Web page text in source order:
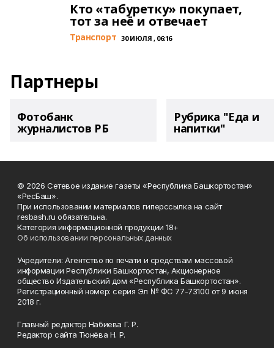
Кто «табуретку» покупает,
тот за неё и отвечает
Транспорт 30 ИЮЛЯ , 06:16
Партнеры
Фотобанк
журналистов РБ
Рубрика "Еда и
напитки"
© 2026 Сетевое издание газеты «Республика Башкортостан»
«РесБаш».
При использовании материалов гиперссылка на сайт
resbash.ru обязательна.
Категория информационной продукции 18+
Об использовании персональных данных
Учредители: Агентство по печати и средствам массовой
информации Республики Башкортостан, Акционерное
общество Издательский дом «Республика Башкортостан».
Регистрационный номер: серия Эл № ФС 77-73100 от 9 июня
2018 г.
Главный редактор Набиева Г. Р.
Редактор сайта Тюнёва Н. Р.